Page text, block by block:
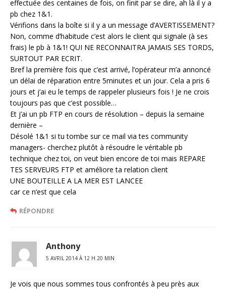
effectuée des centaines de fois, on finit par se dire, ah là il y a
pb chez 1&1.
Vérifions dans la boîte si il y a un message d’AVERTISSEMENT?
Non, comme d’habitude c’est alors le client qui signale (à ses
frais) le pb à 1&1! QUI NE RECONNAITRA JAMAIS SES TORDS,
SURTOUT PAR ECRIT.
Bref la première fois que c’est arrivé, l’opérateur m’a annoncé
un délai de réparation entre 5minutes et un jour. Cela a pris 6
jours et j’ai eu le temps de rappeler plusieurs fois ! Je ne crois
toujours pas que c’est possible…
Et j’ai un pb FTP en cours de résolution – depuis la semaine
dernière –
Désolé 1&1 si tu tombe sur ce mail via tes community
managers- cherchez plutôt à résoudre le véritable pb
technique chez toi, on veut bien encore de toi mais REPARE
TES SERVEURS FTP et améliore ta relation client
UNE BOUTEILLE A LA MER EST LANCEE
car ce n’est que cela
RÉPONDRE
Anthony
5 AVRIL 2014 À 12 H 20 MIN
Je vois que nous sommes tous confrontés à peu près aux